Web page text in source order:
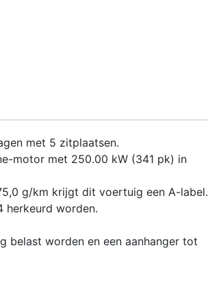
met 5 zitplaatsen.
motor met 250.00 kW (341 pk) in
g/km krijgt dit voertuig een A-label.
herkeurd worden.
belast worden en een aanhanger tot